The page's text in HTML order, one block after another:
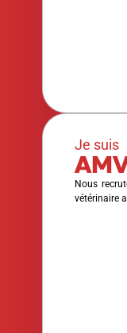
Je suis
Nous
vétérinaire